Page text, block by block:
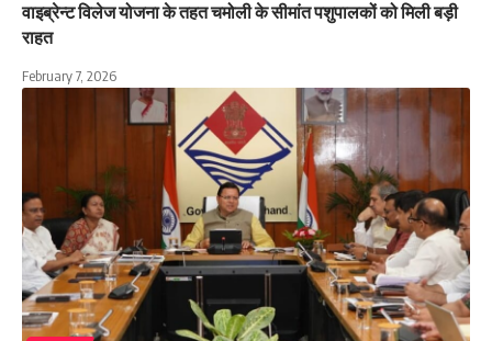
वाइब्रेन्ट विलेज योजना के तहत चमोली के सीमांत पशुपालकों को मिली बड़ी
राहत
February 7, 2026